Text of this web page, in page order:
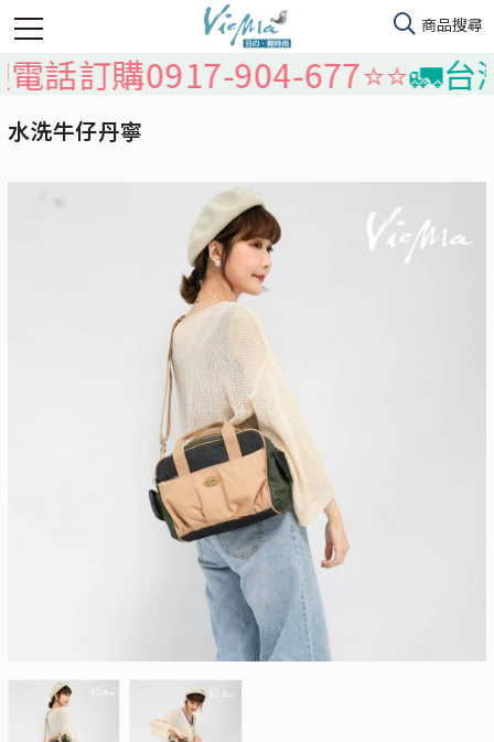
購0917-904-677⭐️⭐️🚛台灣本
水洗牛仔丹寧